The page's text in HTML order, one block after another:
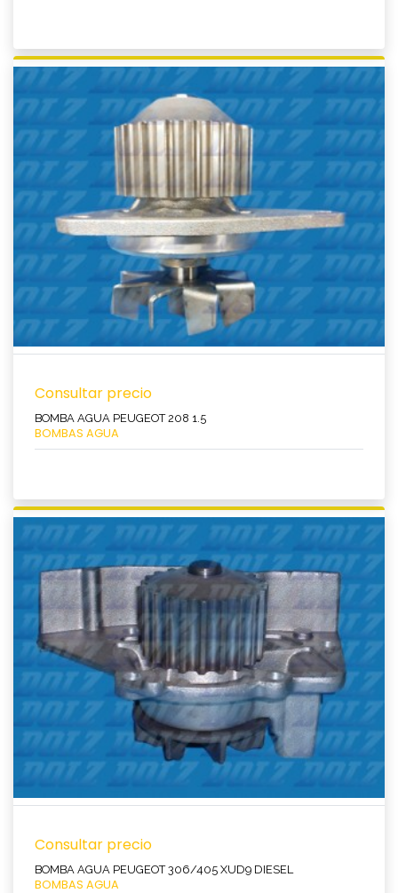
Ver producto
Consultar precio
BOMBA AGUA PEUGEOT 208 1.5
BOMBAS AGUA
Ver producto
Consultar precio
BOMBA AGUA PEUGEOT 306/405 XUD9 DIESEL
BOMBAS AGUA